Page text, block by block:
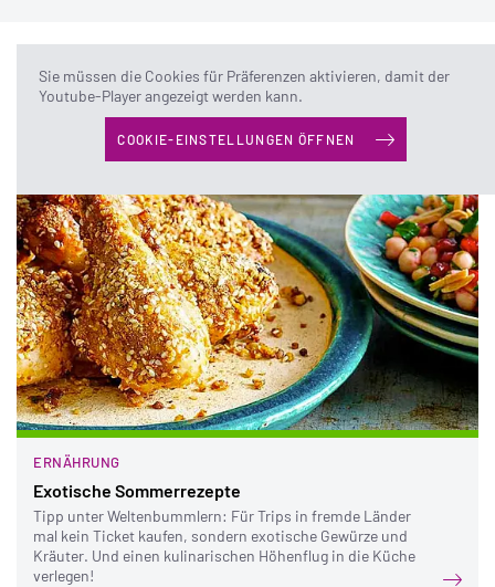
Sie müssen die Cookies für Präferenzen aktivieren, damit der
Youtube-Player angezeigt werden kann.
COOKIE-EINSTELLUNGEN ÖFFNEN
Stand: Juni 2019
Das könnte Sie auch interessieren:
ERNÄHRUNG
Exotische Sommer­rezepte
Tipp unter Weltenbummlern: Für Trips in fremde Länder
mal kein Ticket kaufen, sondern exotische Gewürze und
Kräuter. Und einen kulinarischen Höhenflug in die Küche
verlegen!